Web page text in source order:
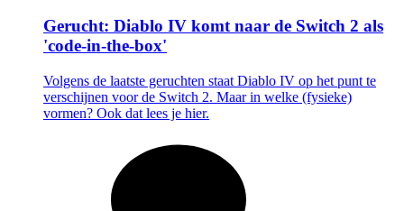
Gerucht: Diablo IV komt naar de Switch 2 als
'code-in-the-box'
Volgens de laatste geruchten staat Diablo IV op het punt te
verschijnen voor de Switch 2. Maar in welke (fysieke)
vormen? Ook dat lees je hier.